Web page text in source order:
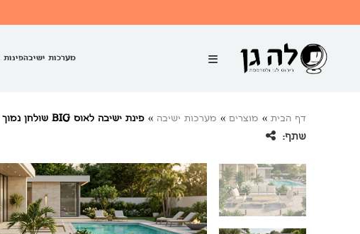
מערכות ישיבהפינות
דף הבית » מוצרים » מערכות ישיבה » פינת ישיבה לאוס BIG שולחן נמוך
שתף: